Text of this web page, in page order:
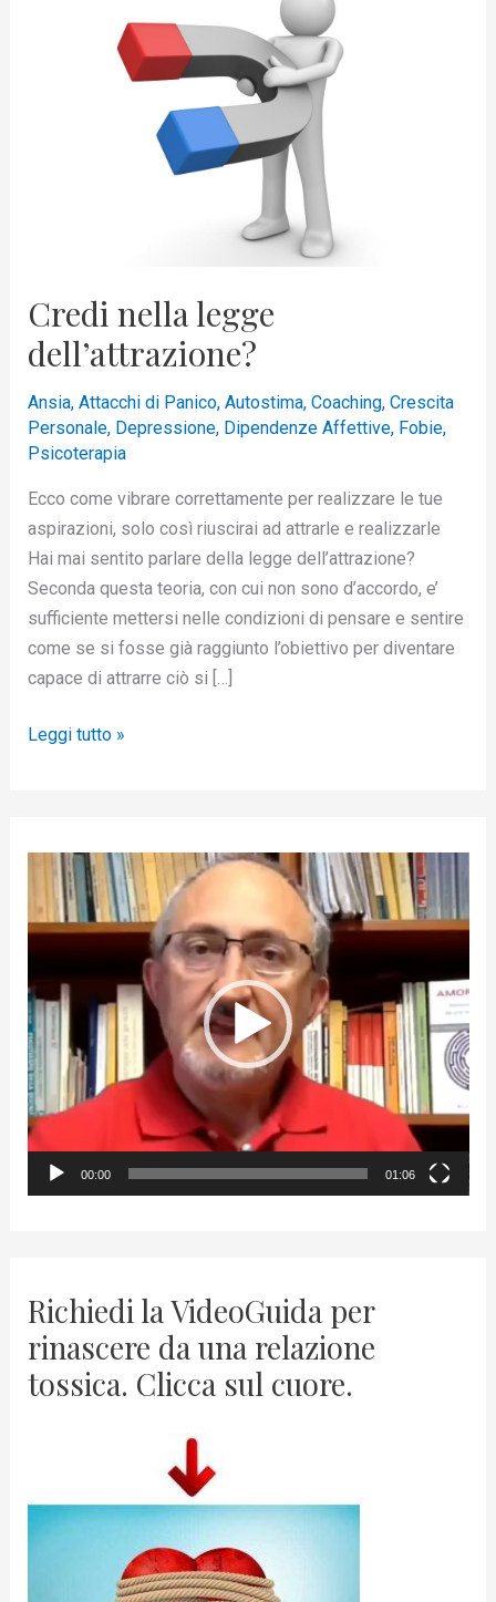
Credi nella legge
dell’attrazione?
Ansia, Attacchi di Panico, Autostima, Coaching, Crescita
Personale, Depressione, Dipendenze Affettive, Fobie,
Psicoterapia
Ecco come vibrare correttamente per realizzare le tue
aspirazioni, solo così riuscirai ad attrarle e realizzarle
Hai mai sentito parlare della legge dell’attrazione?
Seconda questa teoria, con cui non sono d’accordo, e’
sufficiente mettersi nelle condizioni di pensare e sentire
come se si fosse già raggiunto l’obiettivo per diventare
capace di attrarre ciò si […]
dell’attrazione?
Leggi tutto »
d
o
P
l
a
y
00:00 01:06
Richiedi la VideoGuida per
rinascere da una relazione
tossica. Clicca sul cuore.